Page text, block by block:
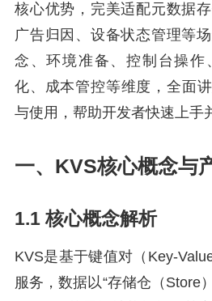
核心优势，完美适配元数据
广告归因、设备状态管理等
念、环境准备、控制台操作
化、成本管控等维度，全面
与使用，帮助开发者快速上手
一、KVS核心概念与
1.1 核心概念解析
KVS是基于键值对（Key-
服务，数据以“存储仓（Store